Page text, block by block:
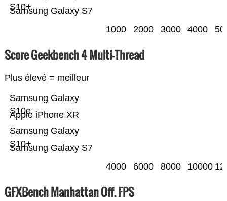
Samsung Galaxy S7
S10+
1000 2000 3000 4000
Score Geekbench 4 Multi-Thread
Plus élevé = meilleur
Samsung Galaxy S7
Samsung Galaxy
S10+
Apple iPhone XR
Samsung Galaxy
S10e
4000 6000 8000 10000
GFXBench Manhattan Off. FPS